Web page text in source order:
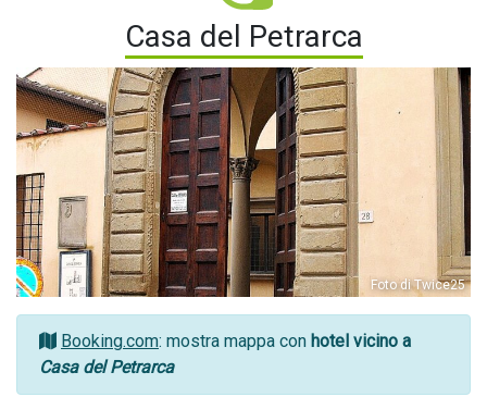
Casa del Petrarca
Foto di Twice25
Booking.com: mostra mappa con hotel vicino a
Casa del Petrarca